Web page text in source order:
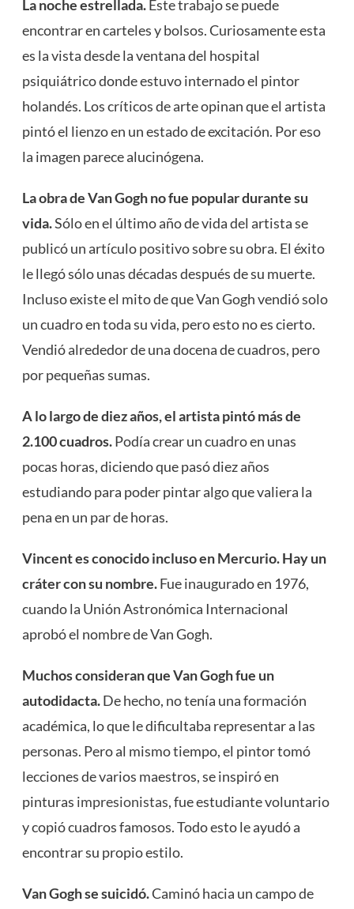
La noche estrellada.Este trabajo se puede
encontrar en carteles y bolsos. Curiosamente esta
es la vista desde la ventana del hospital
psiquiátrico donde estuvo internado el pintor
holandés. Los críticos de arte opinan que el artista
pintó el lienzo en un estado de excitación. Por eso
la imagen parece alucinógena.
La obra de Van Gogh no fue popular durante su
vida.Sólo en el último año de vida del artista se
publicó un artículo positivo sobre su obra. El éxito
le llegó sólo unas décadas después de su muerte.
Incluso existe el mito de que Van Gogh vendió solo
un cuadro en toda su vida, pero esto no es cierto.
Vendió alrededor de una docena de cuadros, pero
por pequeñas sumas.
A lo largo de diez años, el artista pintó más de
2.100 cuadros.Podía crear un cuadro en unas
pocas horas, diciendo que pasó diez años
estudiando para poder pintar algo que valiera la
pena en un par de horas.
Vincent es conocido incluso en Mercurio. Hay un
cráter con su nombre.Fue inaugurado en 1976,
cuando la Unión Astronómica Internacional
aprobó el nombre de Van Gogh.
Muchos consideran que Van Gogh fue un
autodidacta.De hecho, no tenía una formación
académica, lo que le dificultaba representar a las
personas. Pero al mismo tiempo, el pintor tomó
lecciones de varios maestros, se inspiró en
pinturas impresionistas, fue estudiante voluntario
y copió cuadros famosos. Todo esto le ayudó a
encontrar su propio estilo.
Van Gogh se suicidó.Caminó hacia un campo de